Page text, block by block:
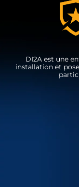
DI2A est une
installation et